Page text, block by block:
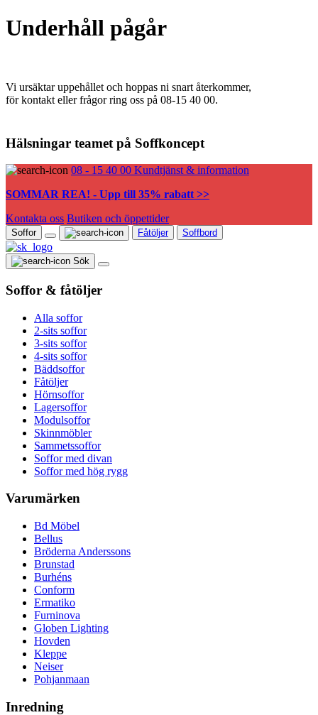
Underhåll pågår
Vi ursäktar uppehållet och hoppas ni snart återkommer,
för kontakt eller frågor ring oss på 08-15 40 00.
Hälsningar teamet på Soffkoncept
08 - 15 40 00 Kundtjänst & information
SOMMAR REA! - Upp till 35% rabatt >>
Kontakta oss Butiken och öppettider
Soffor Fåtöljer Soffbord
Sök
Soffor & fåtöljer
Alla soffor
2-sits soffor
3-sits soffor
4-sits soffor
Bäddsoffor
Fåtöljer
Hörnsoffor
Lagersoffor
Modulsoffor
Skinnmöbler
Sammetssoffor
Soffor med divan
Soffor med hög rygg
Varumärken
Bd Möbel
Bellus
Bröderna Anderssons
Brunstad
Burhéns
Conform
Ermatiko
Furninova
Globen Lighting
Hovden
Kleppe
Neiser
Pohjanmaan
Inredning